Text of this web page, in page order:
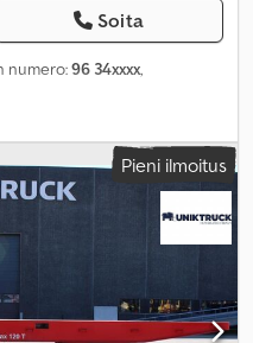
Soita
numero:96 34xxxx,
Pieni ilmoitus